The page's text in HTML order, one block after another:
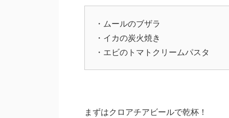
・ムールのブザラ
・イカの炭火焼き
・エビのトマトクリームパスタ
まずはクロアチアビールで乾杯！